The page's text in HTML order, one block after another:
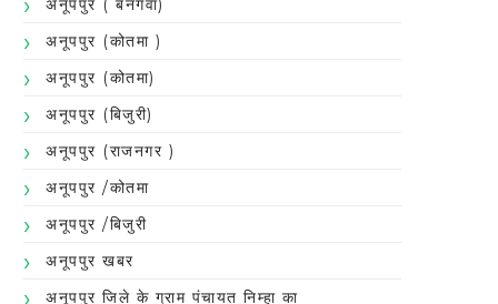
अनूपपुर ( बनगवा)
अनूपपुर (कोतमा )
अनूपपुर (कोतमा)
अनूपपुर (बिजुरी)
अनूपपुर (राजनगर )
अनूपपुर /कोतमा
अनूपपुर /बिजुरी
अनूपपुर खबर
अनूपपुर जिले के ग्राम पंचायत निम्हा का